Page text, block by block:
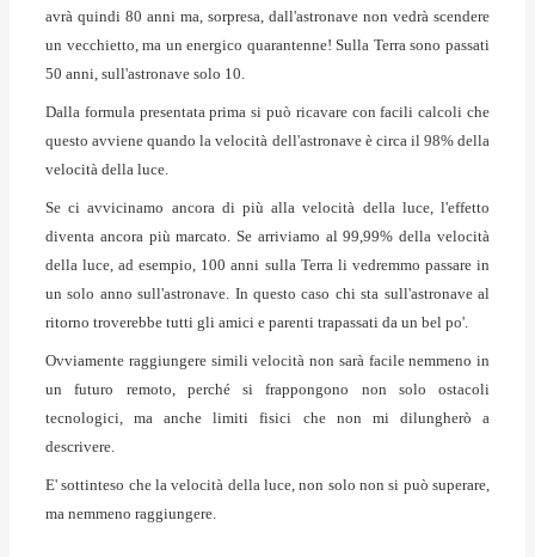
avrà quindi 80 anni ma, sorpresa, dall'astronave non vedrà scendere
un vecchietto, ma un energico quarantenne! Sulla Terra sono passati
50 anni, sull'astronave solo 10.
Dalla formula presentata prima si può ricavare con facili calcoli che
questo avviene quando la velocità dell'astronave è circa il 98% della
velocità della luce.
Se ci avvicinamo ancora di più alla velocità della luce, l'effetto
diventa ancora più marcato. Se arriviamo al 99,99% della velocità
della luce, ad esempio, 100 anni sulla Terra li vedremmo passare in
un solo anno sull'astronave. In questo caso chi sta sull'astronave al
ritorno troverebbe tutti gli amici e parenti trapassati da un bel po'.
Ovviamente raggiungere simili velocità non sarà facile nemmeno in
un futuro remoto, perché si frappongono non solo ostacoli
tecnologici, ma anche limiti fisici che non mi dilungherò a
descrivere.
E' sottinteso che la velocità della luce, non solo non si può superare,
ma nemmeno raggiungere.